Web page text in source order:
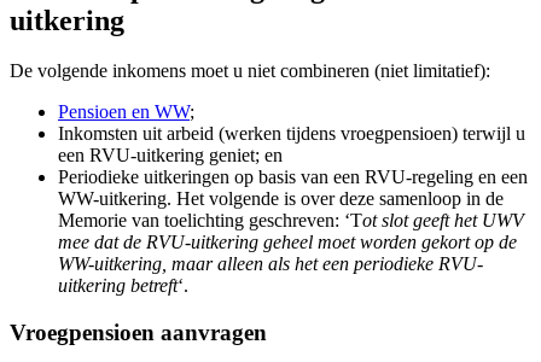
uitkering
De volgende inkomens moet u niet combineren (niet limitatief):
Pensioen en WW;
Inkomsten uit arbeid (werken tijdens vroegpensioen) terwijl u
een RVU-uitkering geniet; en
Periodieke uitkeringen op basis van een RVU-regeling en een
WW-uitkering. Het volgende is over deze samenloop in de
Memorie van toelichting geschreven: ‘Tot slot geeft het UWV
mee dat de RVU-uitkering geheel moet worden gekort op de
WW-uitkering, maar alleen als het een periodieke RVU-
uitkering betreft‘.
Vroegpensioen aanvragen